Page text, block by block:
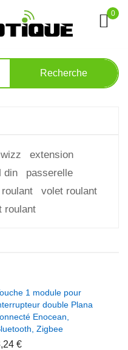
0
Recherche
extension
din
passerelle
volet roulant
roulant
1 module pour
double Plana
Enocean,
Zigbee
€